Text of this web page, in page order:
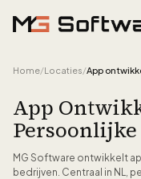
Home/Locaties/App
App
MG Software ontwikkelt
bedrijven. Centraal in NL,